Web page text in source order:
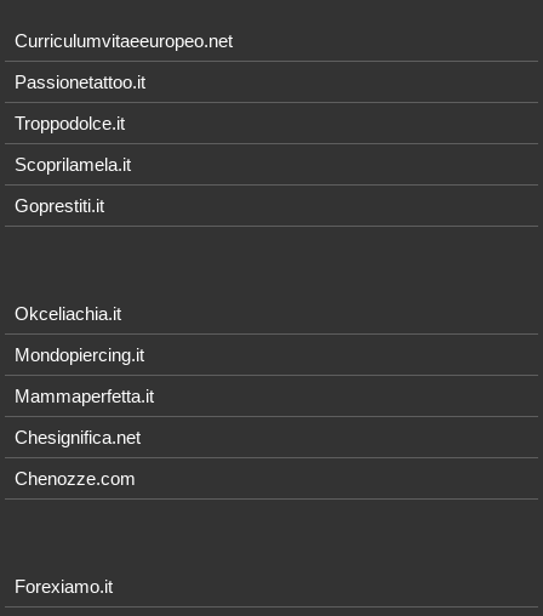
Curriculumvitaeeuropeo.net
Passionetattoo.it
Troppodolce.it
Scoprilamela.it
Goprestiti.it
Okceliachia.it
Mondopiercing.it
Mammaperfetta.it
Chesignifica.net
Chenozze.com
Forexiamo.it